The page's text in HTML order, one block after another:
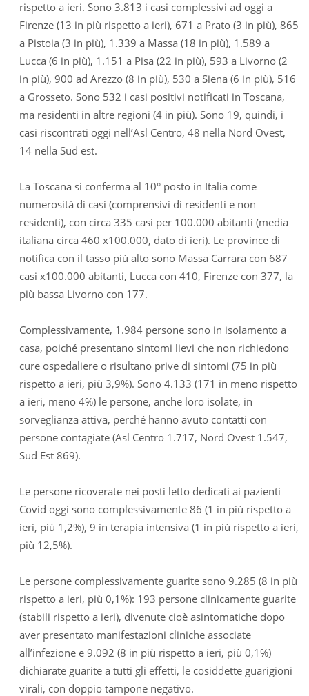
rispetto a ieri. Sono 3.813 i casi complessivi ad oggi a
Firenze (13 in più rispetto a ieri), 671 a Prato (3 in più), 865
a Pistoia (3 in più), 1.339 a Massa (18 in più), 1.589 a
Lucca (6 in più), 1.151 a Pisa (22 in più), 593 a Livorno (2
in più), 900 ad Arezzo (8 in più), 530 a Siena (6 in più), 516
a Grosseto. Sono 532 i casi positivi notificati in Toscana,
ma residenti in altre regioni (4 in più). Sono 19, quindi, i
casi riscontrati oggi nell’Asl Centro, 48 nella Nord Ovest,
14 nella Sud est.
La Toscana si conferma al 10° posto in Italia come
numerosità di casi (comprensivi di residenti e non
residenti), con circa 335 casi per 100.000 abitanti (media
italiana circa 460 x100.000, dato di ieri). Le province di
notifica con il tasso più alto sono Massa Carrara con 687
casi x100.000 abitanti, Lucca con 410, Firenze con 377, la
più bassa Livorno con 177.
Complessivamente, 1.984 persone sono in isolamento a
casa, poiché presentano sintomi lievi che non richiedono
cure ospedaliere o risultano prive di sintomi (75 in più
rispetto a ieri, più 3,9%). Sono 4.133 (171 in meno rispetto
a ieri, meno 4%) le persone, anche loro isolate, in
sorveglianza attiva, perché hanno avuto contatti con
persone contagiate (Asl Centro 1.717, Nord Ovest 1.547,
Sud Est 869).
Le persone ricoverate nei posti letto dedicati ai pazienti
Covid oggi sono complessivamente 86 (1 in più rispetto a
ieri, più 1,2%), 9 in terapia intensiva (1 in più rispetto a ieri,
più 12,5%).
Le persone complessivamente guarite sono 9.285 (8 in più
rispetto a ieri, più 0,1%): 193 persone clinicamente guarite
(stabili rispetto a ieri), divenute cioè asintomatiche dopo
aver presentato manifestazioni cliniche associate
all’infezione e 9.092 (8 in più rispetto a ieri, più 0,1%)
dichiarate guarite a tutti gli effetti, le cosiddette guarigioni
virali, con doppio tampone negativo.